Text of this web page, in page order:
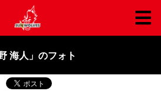
海人」のフォト